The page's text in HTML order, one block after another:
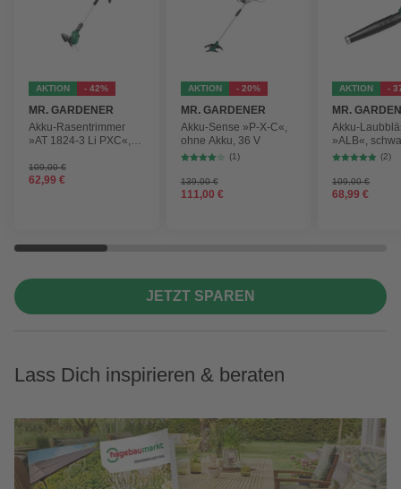
AKTION - 42%
MR. GARDENER
Akku-Rasentrimmer
»AT 1824-3 Li PXC«,
109,00 €
62,99 €
AKTION - 20%
MR. GARDENER
Akku-Sense »P-X-C«,
ohne Akku, 36 V
(1)
139,00 €
111,00 €
AKTION -
MR.
Akku-
»ALB«,
max.
210 km/h
(2)
109,00 €
68,99 €
JETZT SPAREN
Lass Dich inspirieren & beraten